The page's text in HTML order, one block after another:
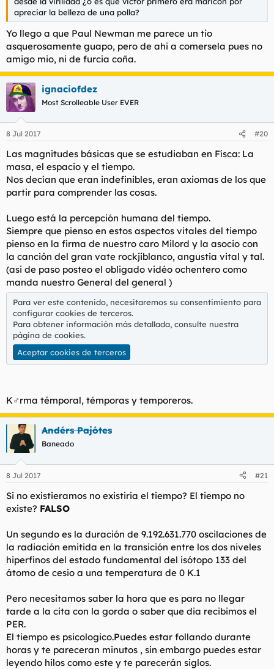
apreciar la belleza de una polla?
Yo llego a que Paul Newman me parece un tio
asquerosamente guapo, pero de ahi a comersela pues no
amigo mio, ni de furcia coña.
ignaciofdez
Most Scrolleable User EVER
8 Jul 2017 #20
Las magnitudes básicas que se estudiaban en Físca: La
masa, el espacio y el tiempo.
Nos decían que eran indefinibles, eran axiomas de los que
partir para comprender las cosas.
Luego está la percepción humana del tiempo.
Siempre que pienso en estos aspectos vitales del tiempo
pienso en la firma de nuestro caro Milord y la asocio con
la canción del gran vate rockjiblanco, angustia vital y tal.
(asi de paso posteo el obligado vidéo ochentero como
manda nuestro General del general )
Para ver este contenido, necesitaremos su consentimiento para
configurar cookies de terceros.
Para obtener información más detallada, consulte nuestra
página de cookies.
Aceptar cookies de terceros
K♂rma témporal, témporas y temporeros.
Andérs Pajótes
Baneado
8 Jul 2017 #21
Si no existieramos no existiria el tiempo? El tiempo no
existe? FALSO
Un segundo es la duración de 9.192.631.770 oscilaciones de
la radiación emitida en la transición entre los dos niveles
hiperfinos del estado fundamental del isótopo 133 del
átomo de cesio a una temperatura de 0 K.1
Pero necesitamos saber la hora que es para no llegar
tarde a la cita con la gorda o saber que dia recibimos el
PER.
El tiempo es psicologico.Puedes estar follando durante
horas y te pareceran minutos , sin embargo puedes estar
leyendo hilos como este y te parecerán siglos.